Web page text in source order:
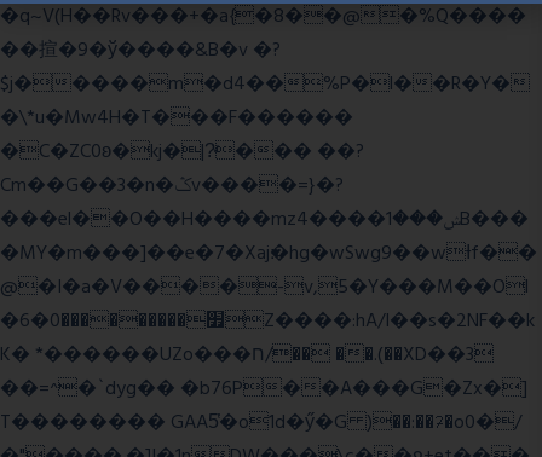
�q~V(H��Rv���+�a{�8��@�%Q����
��揎�9�ў����&B�v �?
$j�����m�d4��%P�l��R�Y�
�\*u�Mw4H�T���F������
�C�ZC0ʚ�kj�|?ͮ��� ��?
Cm��G��3�n�ݣv����=}�?
���el��O��H����mzݾ���1����4B���
�MY�m���]��e�7�Xaj׃�hg�wSwg9��wƗf��
@�I�a�V����-v,5�Y���M��Ol
�׿���������0�6Z����:hA/I��s�2NF��k
K� *������UZo���ח/�� ��.(��XD��3
��=^�`dyg�� �b76P��A���G�Zx�]
T�������� GAA5̔�o1d�ӳ�G )��:��ℱ�o0�/